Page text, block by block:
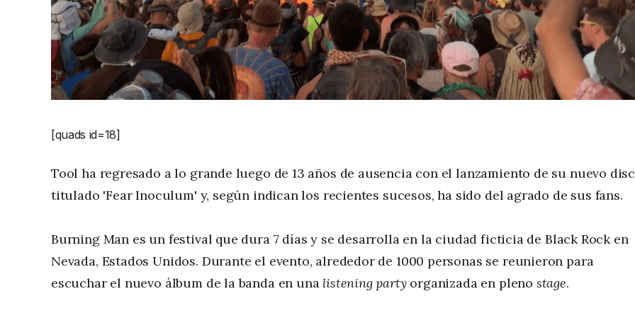
[quads id=18]
Tool ha regresado a lo grande luego de 13 años de ausencia con el lanzamiento de su nuevo
titulado 'Fear Inoculum' y, según indican los recientes sucesos, ha sido del agrado de sus fans.
Burning Man es un festival que dura 7 días y se desarrolla en la ciudad ficticia de Black Rock en
Nevada, Estados Unidos. Durante el evento, alrededor de 1000 personas se reunieron para
escuchar el nuevo álbum de la banda en una listening partyorganizada en pleno stage.